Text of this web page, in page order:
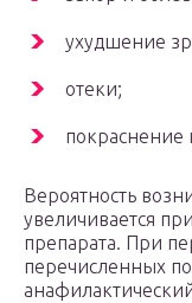
ухудшение
отеки;
покраснение
Вероятность
увеличивается
препарата. При
перечисленных